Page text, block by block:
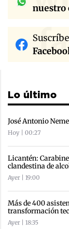
nuestro
Lo último
José Antonio
Hoy | 00:27
Licantén:
clandestina de
Ayer | 19:00
Más de 400
transformación
Ayer | 18:35